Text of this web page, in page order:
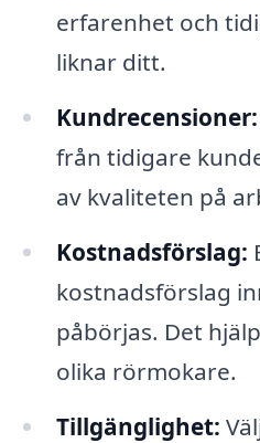
erfarenhet och
liknar ditt.
Kundrecensioner:
från tidigare
av kvaliteten på
Kostnadsförslag:
kostnadsförslag
påbörjas. Det
olika rörmokare.
Tillgänglighet: